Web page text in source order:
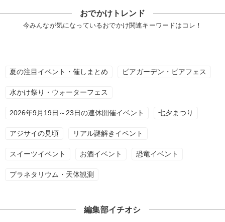
おでかけトレンド
今みんなが気になっているおでかけ関連キーワードはコレ！
夏の注目イベント・催しまとめ ビアガーデン・ビアフェス
水かけ祭り・ウォーターフェス
2026年9月19日～23日の連休開催イベント 七夕まつり
アジサイの見頃 リアル謎解きイベント
スイーツイベント お酒イベント 恐竜イベント
プラネタリウム・天体観測
編集部イチオシ